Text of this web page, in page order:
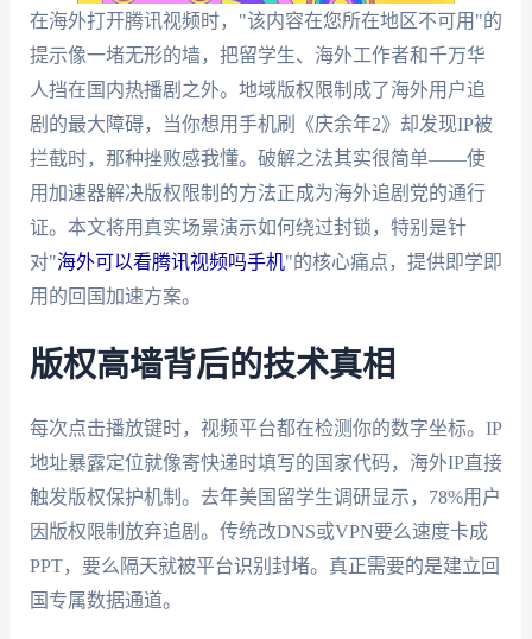
在海外打开腾讯视频时，"该内容在您所在地区不可用"的
提示像一堵无形的墙，把留学生、海外工作者和千万华
人挡在国内热播剧之外。地域版权限制成了海外用户追
剧的最大障碍，当你想用手机刷《庆余年2》却发现IP被
拦截时，那种挫败感我懂。破解之法其实很简单——使
用加速器解决版权限制的方法正成为海外追剧党的通行
证。本文将用真实场景演示如何绕过封锁，特别是针
对"海外可以看腾讯视频吗手机"的核心痛点，提供即学即
用的回国加速方案。
版权高墙背后的技术真相
每次点击播放键时，视频平台都在检测你的数字坐标。IP
地址暴露定位就像寄快递时填写的国家代码，海外IP直接
触发版权保护机制。去年美国留学生调研显示，78%用户
因版权限制放弃追剧。传统改DNS或VPN要么速度卡成
PPT，要么隔天就被平台识别封堵。真正需要的是建立回
国专属数据通道。